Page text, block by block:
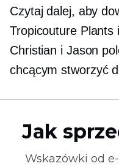
Czytaj dalej, aby
Tropicouture Plants
Christian i Jason
chcącym stworzyć
Jak
Wskazówki od